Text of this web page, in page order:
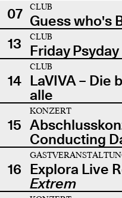
07
CLUB
Guess who's
13
CLUB
Friday Psyday
14
CLUB
LaVIVA – Die
alle
15
KONZERT
Conducting
16 Explora Live
Extrem